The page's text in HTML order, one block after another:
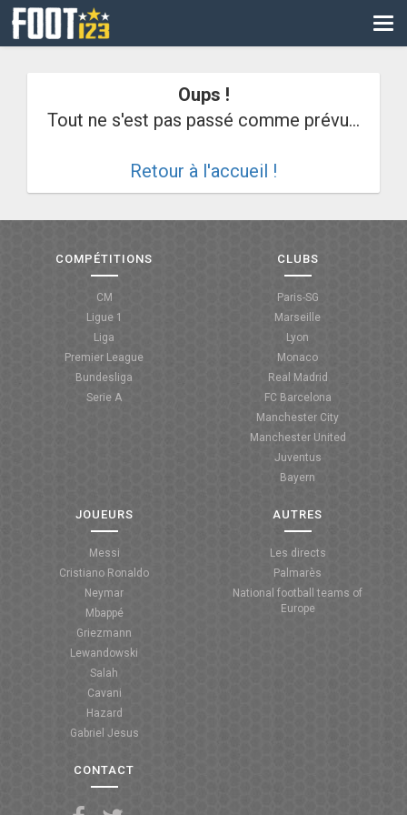
CM
COUPE DE FRANCE
COUPE DE LA LIGUE
Oups !
Tout ne s'est pas passé comme prévu...
Retour à l'accueil !
COMPÉTITIONS
CM
Ligue 1
Liga
Premier League
Bundesliga
Serie A
CLUBS
Paris-SG
Marseille
Lyon
Monaco
Real Madrid
FC Barcelona
Manchester City
Manchester United
Juventus
Bayern
JOUEURS
Messi
Cristiano Ronaldo
Neymar
Mbappé
Griezmann
Lewandowski
Salah
Cavani
Hazard
Gabriel Jesus
AUTRES
Les directs
Palmarès
National football teams of
Europe
CONTACT